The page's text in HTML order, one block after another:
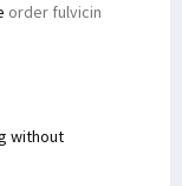
order fulvicin
without